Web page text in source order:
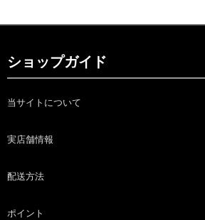
ショップガイド
当サイトについて
実店舗情報
配送方法
ポイント